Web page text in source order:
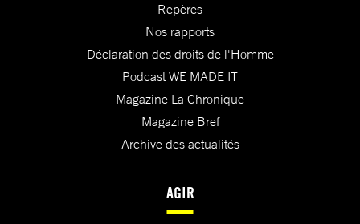
Repères
Nos rapports
Déclaration des droits de l'Homme
Podcast WE MADE IT
Magazine La Chronique
Magazine Bref
Archive des actualités
AGIR